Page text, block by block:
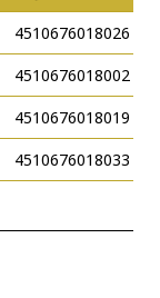
4510676018026
4510676018002
4510676018019
4510676018033